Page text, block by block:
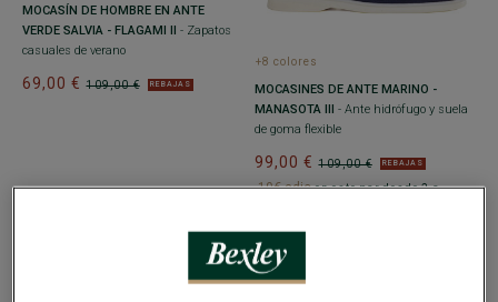
MOCASÍN DE HOMBRE EN ANTE
VERDE SALVIA - FLAGAMI II - Zapatos
casuales de verano
109,00 €
69,00 € REBAJAS
+8 colores
MOCASINES DE ANTE MARINO -
MANASOTA III - Ante hidrófugo y suela
de goma flexible
109,00 €
99,00 € REBAJAS
-10€ adicen este par desde 2 a